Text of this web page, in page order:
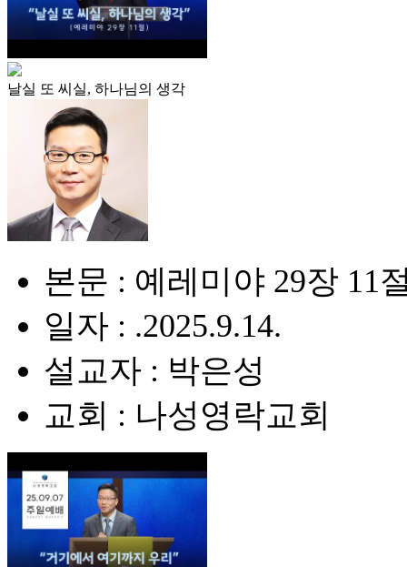
날실 또 씨실, 하나님의 생각
본문 : 예레미야 29장 11
일자 : .2025.9.14.
설교자 : 박은성
교회 : 나성영락교회